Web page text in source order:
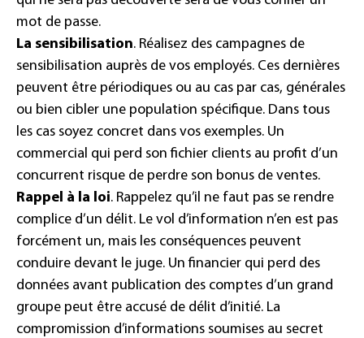
mot de passe.
La sensibilisation. Réalisez des campagnes de
sensibilisation auprès de vos employés. Ces dernières
peuvent être périodiques ou au cas par cas, générales
ou bien cibler une population spécifique. Dans tous
les cas soyez concret dans vos exemples. Un
commercial qui perd son fichier clients au profit d’un
concurrent risque de perdre son bonus de ventes.
Rappel à la loi. Rappelez qu’il ne faut pas se rendre
complice d’un délit. Le vol d’information n’en est pas
forcément un, mais les conséquences peuvent
conduire devant le juge. Un financier qui perd des
données avant publication des comptes d’un grand
groupe peut être accusé de délit d’initié. La
compromission d’informations soumises au secret